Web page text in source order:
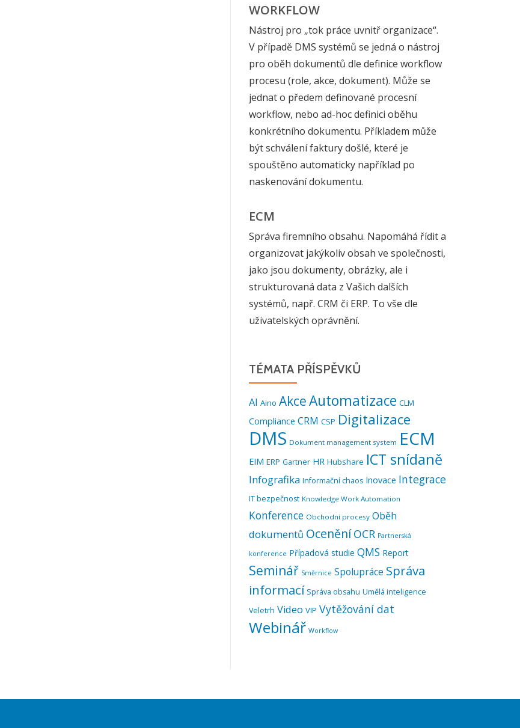
WORKFLOW
Nástroj pro „tok práce uvnitř organizace“.
V případě DMS systémů se jedná o nástroj
pro oběh dokumentů dle definice workflow
procesu (role, akce, dokument). Může se
jednat o předem definované procesní
workflow, nebo ad-hoc definici oběhu
konkrétního dokumentu. Příkladem může
být schválení faktury došlé, které je
spouštěno automaticky například po
naskenování dokumentu.
ECM
Správa firemního obsahu. Napomáhá řídit a
organizovat jakýkoliv obsah ve společnosti,
jako jsou dokumenty, obrázky, ale i
strukturovaná data z Vašich dalších
systémů, např. CRM či ERP. To vše dle
uživatelských oprávnění.
TÉMATA PŘÍSPĚVKŮ
AI Aino AkceAutomatizace CLM
Compliance CRM CSP Digitalizace
DMS Dokument management system ECM
EIM ERP Gartner HR Hubshare ICT snídaně
Infografika Informační chaos Inovace Integrace
IT bezpečnost Knowledge Work Automation
Konference Obchodní procesy Oběh
dokumentů Ocenění OCR Partnerská
konference Případová studie QMS Report
Seminář Směrnice Spolupráce Správa
informací Správa obsahu Umělá inteligence
Veletrh Video VIP Vytěžování dat
Webinář Workflow